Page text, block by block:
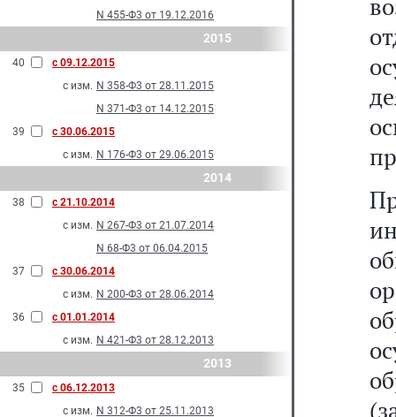
N 455-Ф3 от 19.12.2016
2015
40
с 09.12.2015
с изм. N 358-Ф3 от 28.11.2015
N 371-Ф3 от 14.12.2015
39
с 30.06.2015
с изм. N 176-Ф3 от 29.06.2015
2014
38
с 21.10.2014
с изм. N 267-Ф3 от 21.07.2014
N 68-Ф3 от 06.04.2015
37
с 30.06.2014
с изм. N 200-Ф3 от 28.06.2014
36
с 01.01.2014
с изм. N 421-Ф3 от 28.12.2013
2013
35
с 06.12.2013
с изм. N 312-Ф3 от 25.11.2013